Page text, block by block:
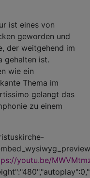
ist eines von
geworden und
der weitgehend im
gehalten ist.
wie ein
Thema im
gelangt das
zu einem
youtu.be/